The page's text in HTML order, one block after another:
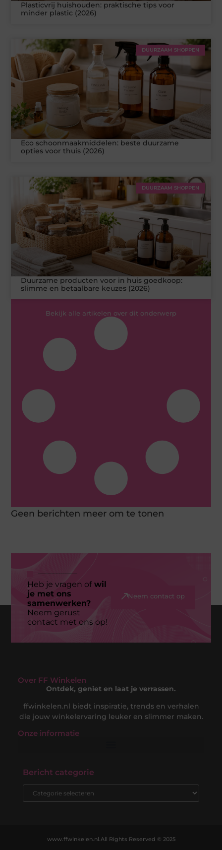
Plasticvrij huishouden: praktische tips voor
minder plastic (2026)
DUURZAAM SHOPPEN
Eco schoonmaakmiddelen: beste duurzame
opties voor thuis (2026)
DUURZAAM SHOPPEN
Duurzame producten voor in huis goedkoop:
slimme en betaalbare keuzes (2026)
Bekijk alle artikelen over dit onderwerp
Geen berichten meer om te tonen
Heb je vragen ofwil
je met ons
samenwerken?
Neem gerust
contact met ons op!
Neem contact op
Over FF Winkelen
Ontdek, geniet en laat je verrassen.
ffwinkelen.nl biedt inspiratie, trends en verhalen
die jouw winkelervaring leuker en slimmer maken.
Onze informatie
Bericht categorie
All Rights Reserved © 2025
www.ffwinkelen.nl.